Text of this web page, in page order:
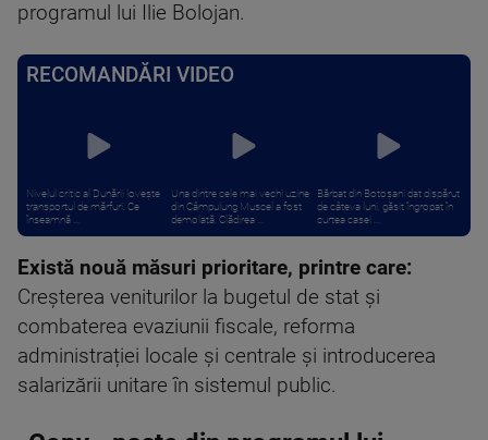
programul lui Ilie Bolojan.
RECOMANDĂRI VIDEO
Nivelul critic al Dunării lovește
transportul de mărfuri. Ce
înseamnă ...
Una dintre cele mai vechi uzine
din Câmpulung Muscel a fost
demolată. Clădirea ...
Bărbat din Botoșani dat dispărut
de câteva luni, găsit îngropat în
curtea casei ...
Există nouă măsuri prioritare, printre care:
Creşterea veniturilor la bugetul de stat şi
combaterea evaziunii fiscale, reforma
administrației locale și centrale şi introducerea
salarizării unitare în sistemul public.